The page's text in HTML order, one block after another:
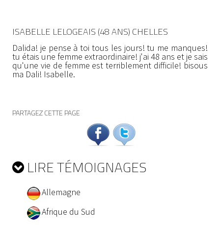
ISABELLE LELOGEAIS (48 ANS) CHELLES
Dalida! je pense à toi tous les jours! tu me manques!
tu étais une femme extraordinaire! j'ai 48 ans et je sais
qu'une vie de femme est terriblement difficile! bisous
ma Dali! Isabelle.
PARTAGEZ CETTE PAGE
LIRE TÉMOIGNAGES
Allemagne
Afrique du Sud